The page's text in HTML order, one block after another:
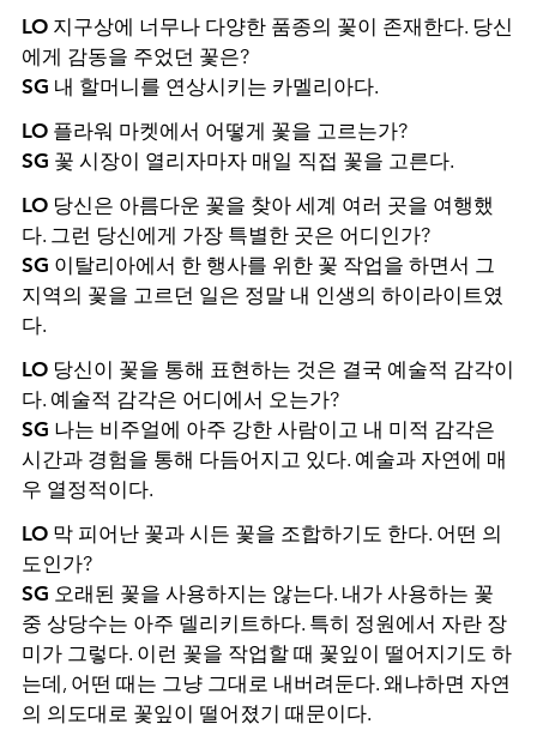
LO 지구상에 너무나 다양한 품종의 꽃이 존재한다. 당신
에게 감동을 주었던 꽃은?
SG 내 할머니를 연상시키는 카멜리아다.
LO 플라워 마켓에서 어떻게 꽃을 고르는가?
SG 꽃 시장이 열리자마자 매일 직접 꽃을 고른다.
LO 당신은 아름다운 꽃을 찾아 세계 여러 곳을 여행했
다. 그런 당신에게 가장 특별한 곳은 어디인가?
SG 이탈리아에서 한 행사를 위한 꽃 작업을 하면서 그
지역의 꽃을 고르던 일은 정말 내 인생의 하이라이트였
다.
LO 당신이 꽃을 통해 표현하는 것은 결국 예술적 감각이
다. 예술적 감각은 어디에서 오는가?
SG 나는 비주얼에 아주 강한 사람이고 내 미적 감각은
시간과 경험을 통해 다듬어지고 있다. 예술과 자연에 매
우 열정적이다.
LO 막 피어난 꽃과 시든 꽃을 조합하기도 한다. 어떤 의
도인가?
SG 오래된 꽃을 사용하지는 않는다. 내가 사용하는 꽃
중 상당수는 아주 델리키트하다. 특히 정원에서 자란 장
미가 그렇다. 이런 꽃을 작업할 때 꽃잎이 떨어지기도 하
는데, 어떤 때는 그냥 그대로 내버려둔다. 왜냐하면 자연
의 의도대로 꽃잎이 떨어졌기 때문이다.